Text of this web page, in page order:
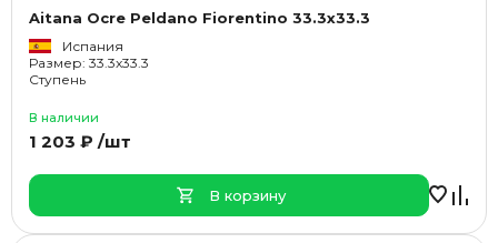
Aitana Ocre Peldano Fiorentino 33.3x33.3
Испания
Размер: 33.3x33.3
Ступень
В наличии
1 203 ₽ /шт
В корзину